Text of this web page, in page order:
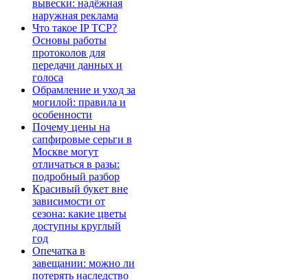
вывески: надёжная
наружная реклама
Что такое IP TCP?
Основы работы
протоколов для
передачи данных и
голоса
Обрамление и уход за
могилой: правила и
особенности
Почему цены на
сапфировые серьги в
Москве могут
отличаться в разы:
подробный разбор
Красивый букет вне
зависимости от
сезона: какие цветы
доступны круглый
год
Опечатка в
завещании: можно ли
потерять наследство